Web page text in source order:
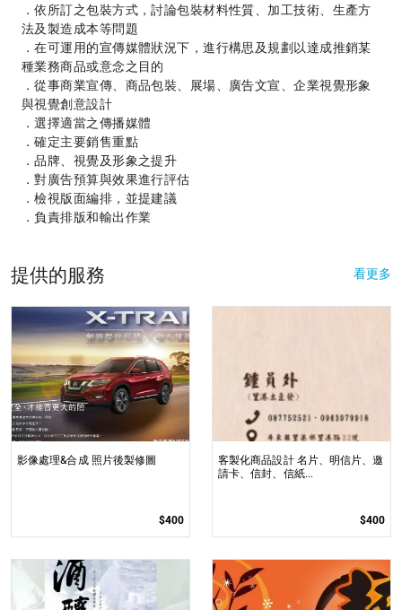
．依所訂之包裝方式，討論包裝材料性質、加工技術、生產方
法及製造成本等問題
．在可運用的宣傳媒體狀況下，進行構思及規劃以達成推銷某
種業務商品或意念之目的
．從事商業宣傳、商品包裝、展場、廣告文宣、企業視覺形象
與視覺創意設計
．選擇適當之傳播媒體
．確定主要銷售重點
．品牌、視覺及形象之提升
．對廣告預算與效果進行評估
．檢視版面編排，並提建議
．負責排版和輸出作業
提供的服務 看更多
影像處理&合成 照片後製修圖
$400
客製化商品設計 名片、明信片、邀
請卡、信封、信紙...
$400